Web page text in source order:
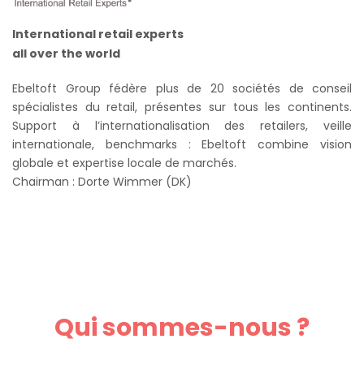
International retail experts
all over the world
Ebeltoft Group fédère plus de 20 sociétés de conseil
spécialistes du retail, présentes sur tous les continents.
Support à l’internationalisation des retailers, veille
internationale, benchmarks : Ebeltoft combine vision
globale et expertise locale de marchés.
Chairman : Dorte Wimmer (DK)
Qui sommes-nous ?